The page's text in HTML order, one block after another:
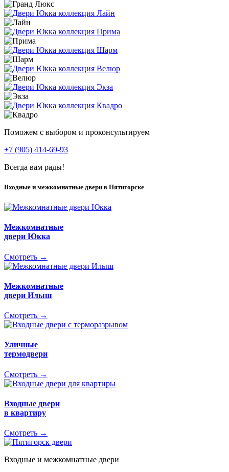
Поможем с выбором и проконсультируем
+7 (905) 414-69-93
Всегда вам рады!
Входные и межкомнатные двери в Пятигорске
Межкомнатные
двери Юкка
Смотреть →
Межкомнатные
двери Илыш
Смотреть →
Уличные
термодвери
Смотреть →
Входные двери
в квартиру
Смотреть →
Входные и межкомнатные двери